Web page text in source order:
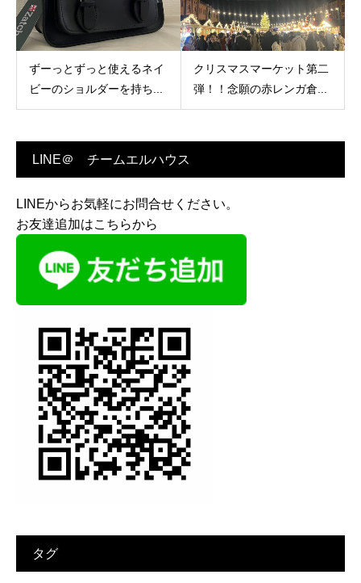
ずーっとずっと使えるネイ
ビーのショルダーを持ち...
クリスマスマーケット第二
弾！！念願の赤レンガ倉...
LINE＠ チームエルハウス
LINEからお気軽にお問合せください。
お友達追加はこちらから
タグ